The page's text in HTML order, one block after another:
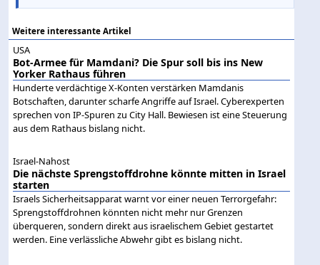
Weitere interessante Artikel
USA
Bot-Armee für Mamdani? Die Spur soll bis ins New
Yorker Rathaus führen
Hunderte verdächtige X-Konten verstärken Mamdanis
Botschaften, darunter scharfe Angriffe auf Israel. Cyberexperten
sprechen von IP-Spuren zu City Hall. Bewiesen ist eine Steuerung
aus dem Rathaus bislang nicht.
Israel-Nahost
Die nächste Sprengstoffdrohne könnte mitten in Israel
starten
Israels Sicherheitsapparat warnt vor einer neuen Terrorgefahr:
Sprengstoffdrohnen könnten nicht mehr nur Grenzen
überqueren, sondern direkt aus israelischem Gebiet gestartet
werden. Eine verlässliche Abwehr gibt es bislang nicht.